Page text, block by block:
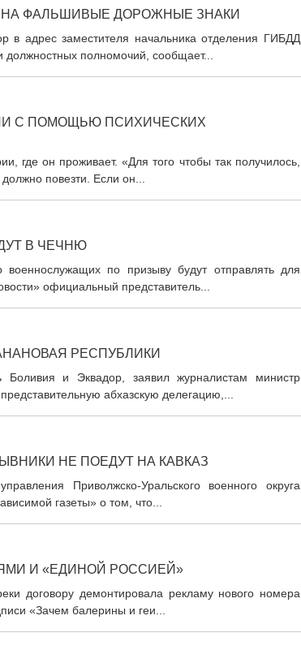
ФАЛЬШИВЫЕ ДОРОЖНЫЕ ЗНАКИ
в адрес заместителя начальника отделения ГИБДД
полномочий, сообщает...
С ПОМОЩЬЮ ПСИХИЧЕСКИХ
где он проживает. «Для того чтобы так получилось,
повезти. Если он...
В ЧЕЧНЮ
по призыву будут отправлять для
официальный представитель...
РЕСПУБЛИКИ
Боливия и Эквадор, заявил журналистам министр
абхазскую делегацию,...
НЕ ПОЕДУТ НА КАВКАЗ
Приволжско-Уральского военного округа
газеты» о том, что...
И «ЕДИНОЙ РОССИЕЙ»
договору демонтировала рекламу нового номера
«Зачем балерины и геи...